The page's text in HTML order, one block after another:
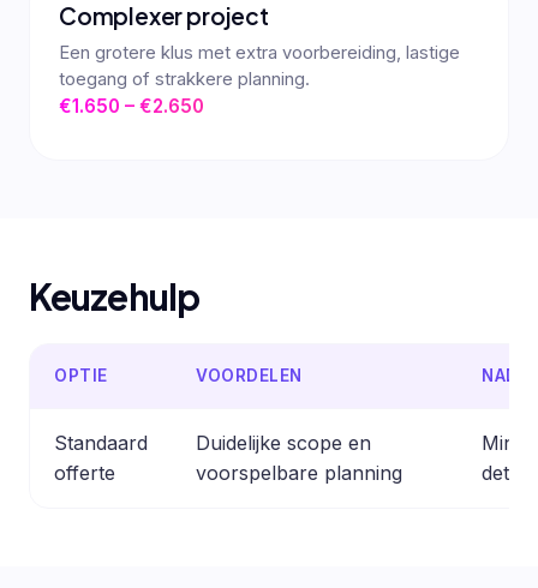
Complexer project
Een grotere klus met extra voorbereiding, lastige
toegang of strakkere planning.
€1.650 – €2.650
Keuzehulp
OPTIE VOORDELEN
Standaard
offerte
Duidelijke scope en
voorspelbare planning